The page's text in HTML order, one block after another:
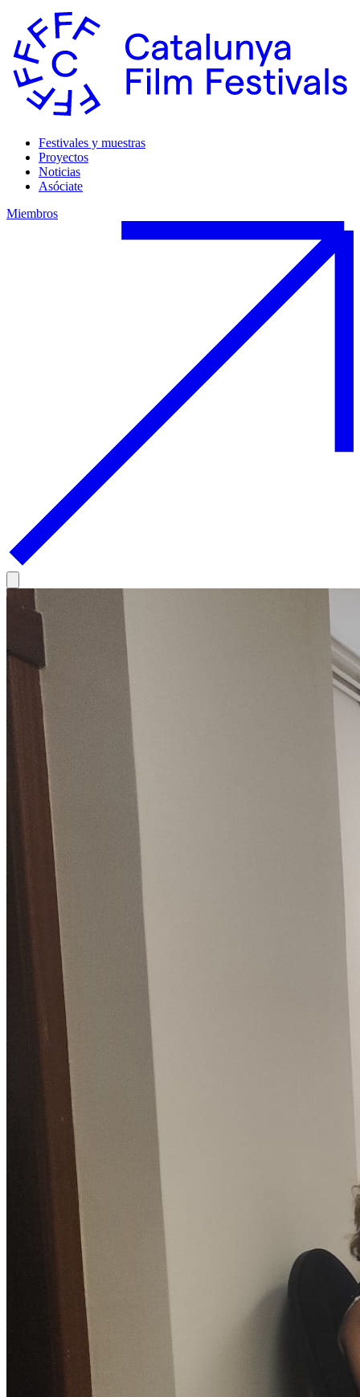
Festivales y muestras
Proyectos
Noticias
Asóciate
Miembros